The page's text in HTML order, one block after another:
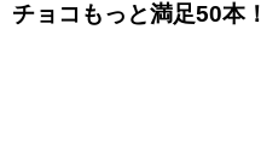
チョコもっと満足50本！